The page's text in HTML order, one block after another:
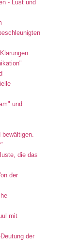
- Lust und
und
die das
der
mit
der